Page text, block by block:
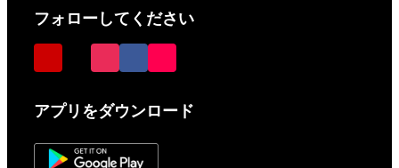
フォローしてください
アプリをダウンロード